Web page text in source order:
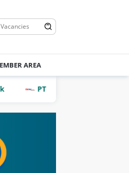
AREA
PT Dian Mega Kurnia (DMK